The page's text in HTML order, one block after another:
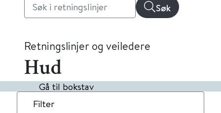
Søk
Retningslinjer og veiledere
Hud
Gå til bokstav
Filter